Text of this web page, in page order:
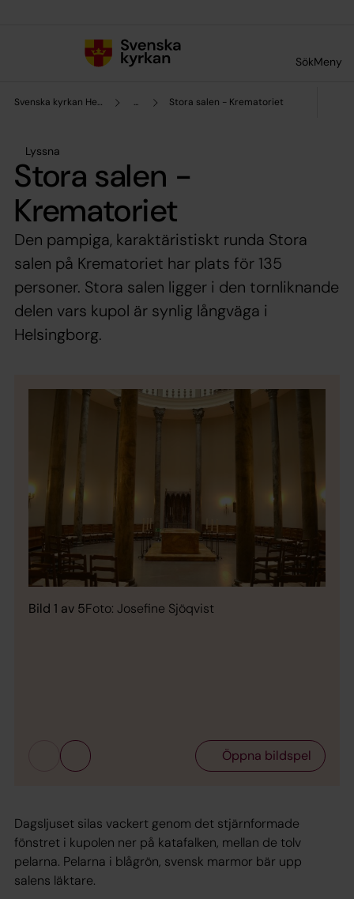
SökMeny
Svenska kyrkan Helsingborg ... Stora salen - Krematoriet
Lyssna
Stora salen -
Krematoriet
Den pampiga, karaktäristiskt runda Stora
salen på Krematoriet har plats för 135
personer. Stora salen ligger i den tornliknande
delen vars kupol är synlig långväga i
Helsingborg.
Bild 1 av 5Foto: Josefine Sjöqvist
Öppna bildspel
Dagsljuset silas vackert genom det stjärnformade
fönstret i kupolen ner på katafalken, mellan de tolv
pelarna. Pelarna i blågrön, svensk marmor bär upp
salens läktare.